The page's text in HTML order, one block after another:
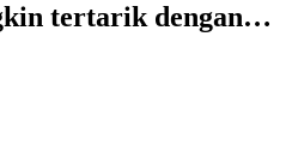
tertarik dengan…